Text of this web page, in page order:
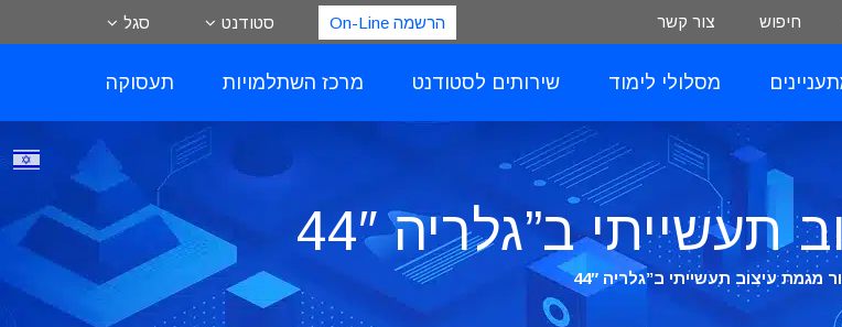
חיפוש צור קשר הרשמה On-Line סטודנט סגל
מסלולי לימוד שירותים לסטודנט מרכז השתלמויות תעסוקה
ב”גלריה 44″
מגמת עיצוב תעשייתי ב”גלריה 44″